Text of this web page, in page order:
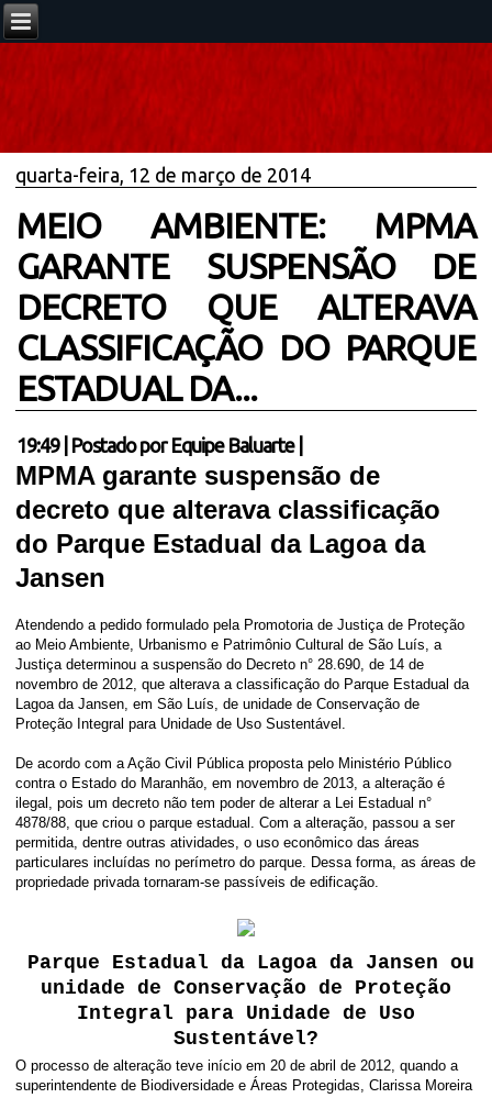
quarta-feira, 12 de março de 2014
MEIO AMBIENTE: MPMA
GARANTE SUSPENSÃO DE
DECRETO QUE ALTERAVA
CLASSIFICAÇÃO DO PARQUE
ESTADUAL DA...
19:49| Postado por Equipe Baluarte
MPMA garante suspensão de
decreto que alterava classificação
do Parque Estadual da Lagoa da
Jansen
Atendendo a pedido formulado pela Promotoria de Justiça de Proteção
ao Meio Ambiente, Urbanismo e Patrimônio Cultural de São Luís, a
Justiça determinou a suspensão do Decreto n° 28.690, de 14 de
novembro de 2012, que alterava a classificação do Parque Estadual da
Lagoa da Jansen, em São Luís, de unidade de Conservação de
Proteção Integral para Unidade de Uso Sustentável.
De acordo com a Ação Civil Pública proposta pelo Ministério Público
contra o Estado do Maranhão, em novembro de 2013, a alteração é
ilegal, pois um decreto não tem poder de alterar a Lei Estadual n°
4878/88, que criou o parque estadual. Com a alteração, passou a ser
permitida, dentre outras atividades, o uso econômico das áreas
particulares incluídas no perímetro do parque. Dessa forma, as áreas de
propriedade privada tornaram-se passíveis de edificação.
Parque Estadual da Lagoa da Jansen ou
unidade de Conservação de Proteção
Integral para Unidade de Uso
Sustentável?
O processo de alteração teve início em 20 de abril de 2012, quando a
superintendente de Biodiversidade e Áreas Protegidas, Clarissa Moreira